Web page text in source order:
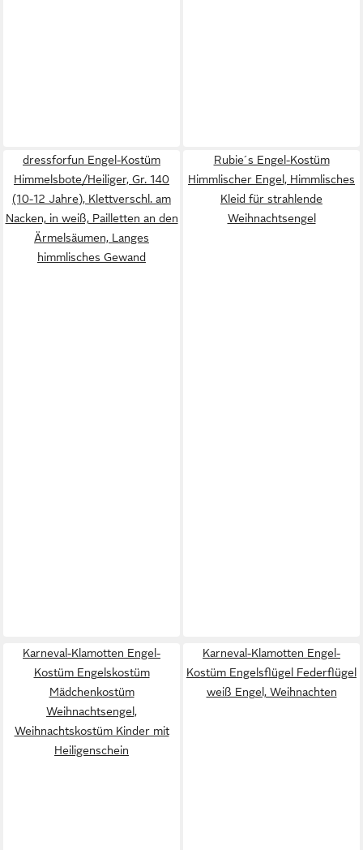
dressforfun Engel-Kostüm
Himmelsbote/Heiliger, Gr. 140
(10-12 Jahre), Klettverschl. am
Nacken, in weiß, Pailletten an den
Ärmelsäumen, Langes
himmlisches Gewand
Rubie´s Engel-Kostüm
Himmlischer Engel, Himmlisches
Kleid für strahlende
Weihnachtsengel
Karneval-Klamotten Engel-
Kostüm Engelskostüm
Mädchenkostüm
Weihnachtsengel,
Weihnachtskostüm Kinder mit
Heiligenschein
Karneval-Klamotten Engel-
Kostüm Engelsflügel Federflügel
weiß Engel, Weihnachten